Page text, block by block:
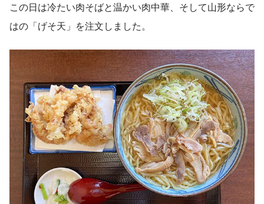
この日は冷たい肉そばと温かい肉中華、そして山形ならで
はの「げそ天」を注文しました。